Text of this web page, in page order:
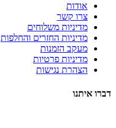
אודות
צרו קשר
מדיניות משלוחים
מדיניות החזרים והחלפות
מעקב הזמנות
מדיניות פרטיות
הצהרת נגישות
דברו איתנו